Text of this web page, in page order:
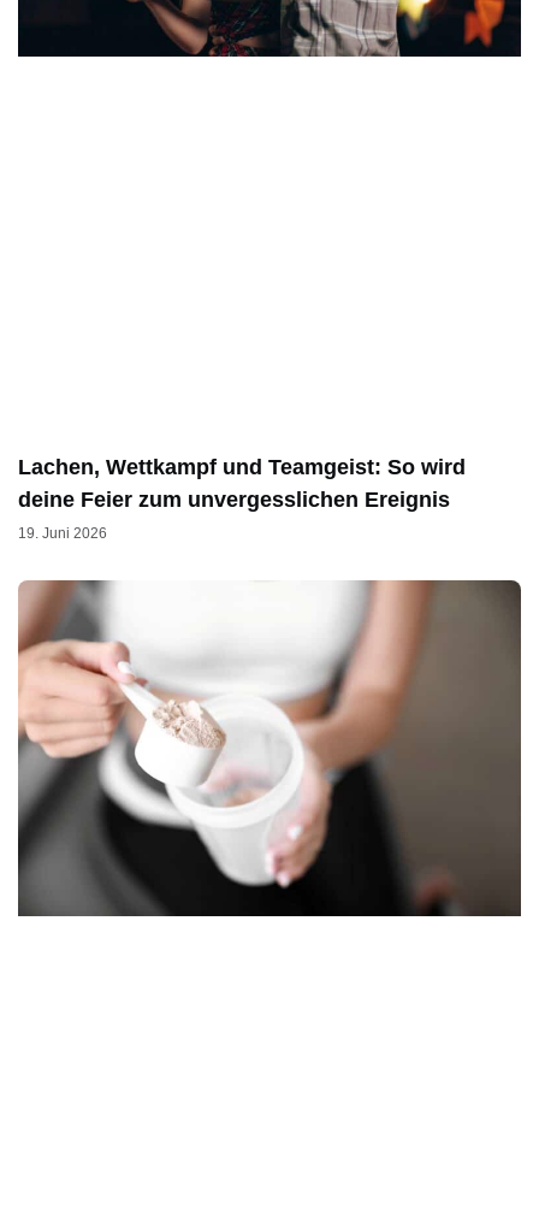
Lachen, Wettkampf und Teamgeist: So wird
deine Feier zum unvergesslichen Ereignis
19. Juni 2026